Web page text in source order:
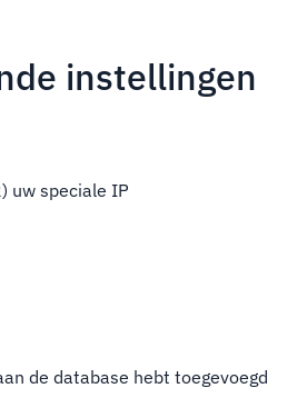
instellingen
uw speciale IP
de database hebt toegevoegd